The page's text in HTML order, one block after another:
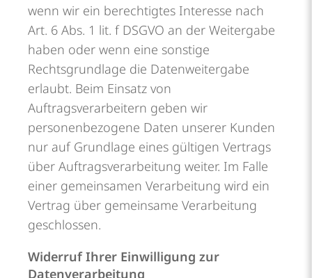
wenn wir ein berechtigtes Interesse nach
Art. 6 Abs. 1 lit. f DSGVO an der Weitergabe
haben oder wenn eine sonstige
Rechtsgrundlage die Datenweitergabe
erlaubt. Beim Einsatz von
Auftragsverarbeitern geben wir
personenbezogene Daten unserer Kunden
nur auf Grundlage eines gültigen Vertrags
über Auftragsverarbeitung weiter. Im Falle
einer gemeinsamen Verarbeitung wird ein
Vertrag über gemeinsame Verarbeitung
geschlossen.
Widerruf Ihrer Einwilligung zur
Datenverarbeitung